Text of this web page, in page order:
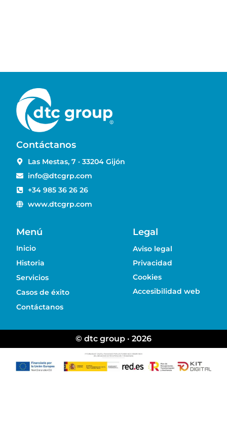
Contáctanos
Las Mestas, 7 · 33204 Gijón
info@dtcgrp.com
+34 985 36 26 26
www.dtcgrp.com
Menú
Inicio
Historia
Servicios
Casos de éxito
Contáctanos
Legal
Aviso legal
Privacidad
Cookies
Accesibilidad web
© dtc group · 2026